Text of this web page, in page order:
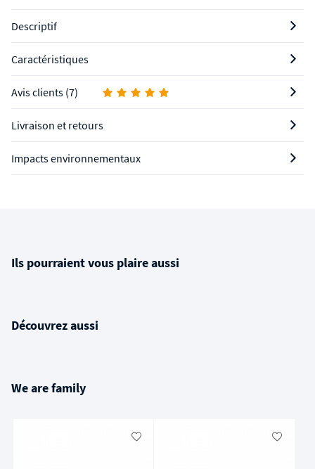
Descriptif
Caractéristiques
Avis clients (7)
Livraison et retours
Impacts environnementaux
Ils pourraient vous plaire aussi
Découvrez aussi
We are family